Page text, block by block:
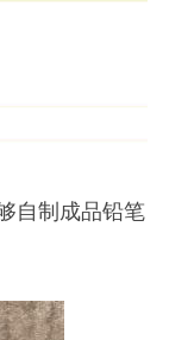
自制成品铅笔